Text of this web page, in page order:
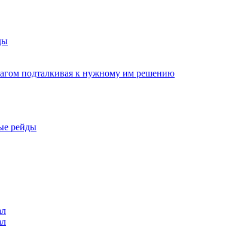
подталкивая к нужному им решению
рейды